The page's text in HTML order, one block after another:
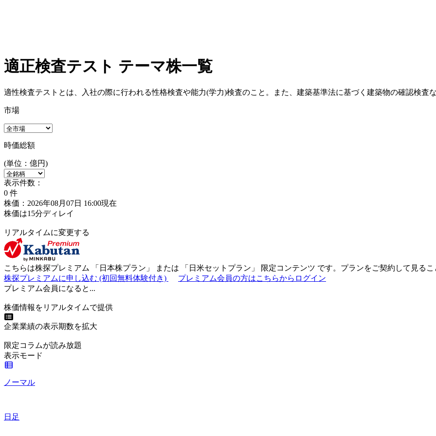
適正検査テスト テーマ株一覧
適性検査テストとは、入社の際に行われる性格検査や能力(学力)検査のこと。また、建築基準法に基づく建築物の確認検査
市場
時価総額
(単位：億円)
表示件数：
0 件
株価：2026年08月07日 16:00現在
株価は15分ディレイ
リアルタイムに変更する
こちらは株探プレミアム 「 日本株プラン 」 または 「 日米セットプラン 」 限定コンテンツ です。プランをご契約して見るこ
株探プレミアムに申し込む (初回無料体験付き)
プレミアム会員の方はこちらからログイン
プレミアム会員になると...
株価情報をリアルタイムで提供
企業業績の表示期数を拡大
限定コラムが読み放題
表示モード
ノーマル
日足